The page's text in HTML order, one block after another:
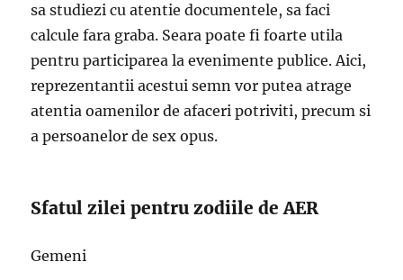
sa studiezi cu atentie documentele, sa faci
calcule fara graba. Seara poate fi foarte utila
pentru participarea la evenimente publice. Aici,
reprezentantii acestui semn vor putea atrage
atentia oamenilor de afaceri potriviti, precum si
a persoanelor de sex opus.
Sfatul zilei pentru zodiile de AER
Gemeni